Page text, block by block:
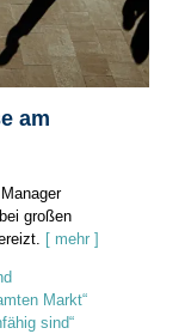
am
großen
[ mehr ]
Markt“
sind“